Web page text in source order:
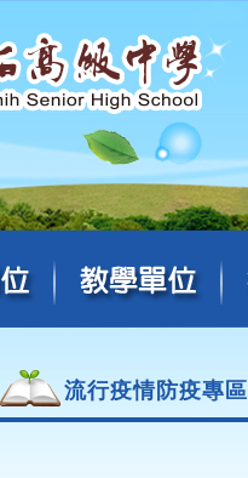
流行疫情防疫專區